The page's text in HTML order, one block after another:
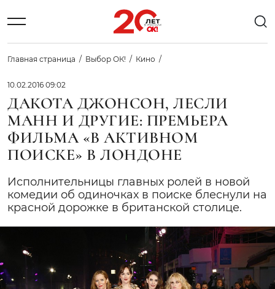
Главная страница Выбор ОК! Кино
10.02.2016 09:02
ДАКОТА ДЖОНСОН, ЛЕСЛИ
МАНН И ДРУГИЕ: ПРЕМЬЕРА
ФИЛЬМА «В АКТИВНОМ
ПОИСКЕ» В ЛОНДОНЕ
Исполнительницы главных ролей в новой
комедии об одиночках в поиске блеснули на
красной дорожке в британской столице.